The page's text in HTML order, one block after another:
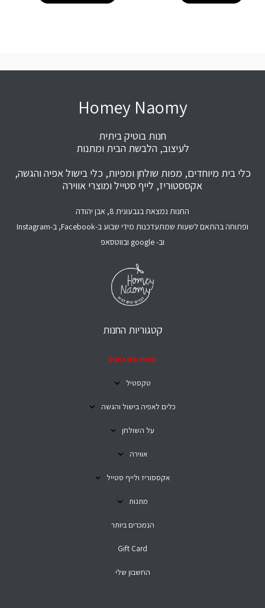
Homey Naomy
חנות בוטיק ביתית
לעיצוב, הלבשת הבית ומתנות
כלי בית מיוחדים, מפות שולחן ומפיות, כלי בישול אפיה והגשה,
אקססטוריז, לייף סטייל ומוצרי אווירה
החנות נמצאת בגבעונית 8, אבן יהודה
ופתוחה בהתאם לשעות שמתעדכנות מידי שבוע ב-Facebook, ב-Instagram
וב- google ובווטסאפ
קטגוריות החנות
מתחדשים באביב
טקסטיל
כלים לאפיה בישול והגשה
על השולחן
אווירה
אקססוריז ולייף סטייל
מתנות
הנמכרים ביותר
Gift Card
החשבון שלי